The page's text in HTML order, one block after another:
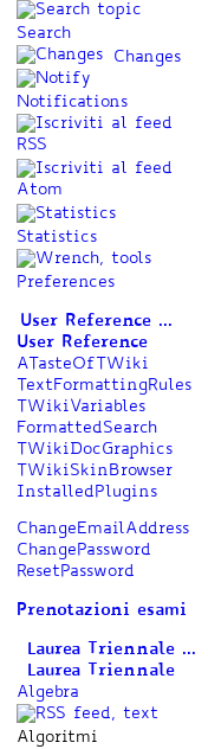
Search
Changes
Notifications
Statistics
Preferences
User Reference ...
User Reference
ATasteOfTWiki
TextFormattingRules
TWikiVariables
FormattedSearch
TWikiDocGraphics
TWikiSkinBrowser
InstalledPlugins
ChangeEmailAddress
ChangePassword
ResetPassword
Prenotazioni esami
Laurea Triennale ...
Laurea Triennale
Algebra
Algoritmi